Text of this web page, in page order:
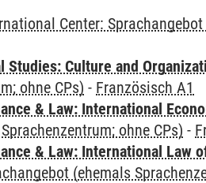
Center:
Studies: Culture and
ohne CPs) - Französisch A1
& Law: International
ohne CPs) -
& Law: International Law
(ehemals